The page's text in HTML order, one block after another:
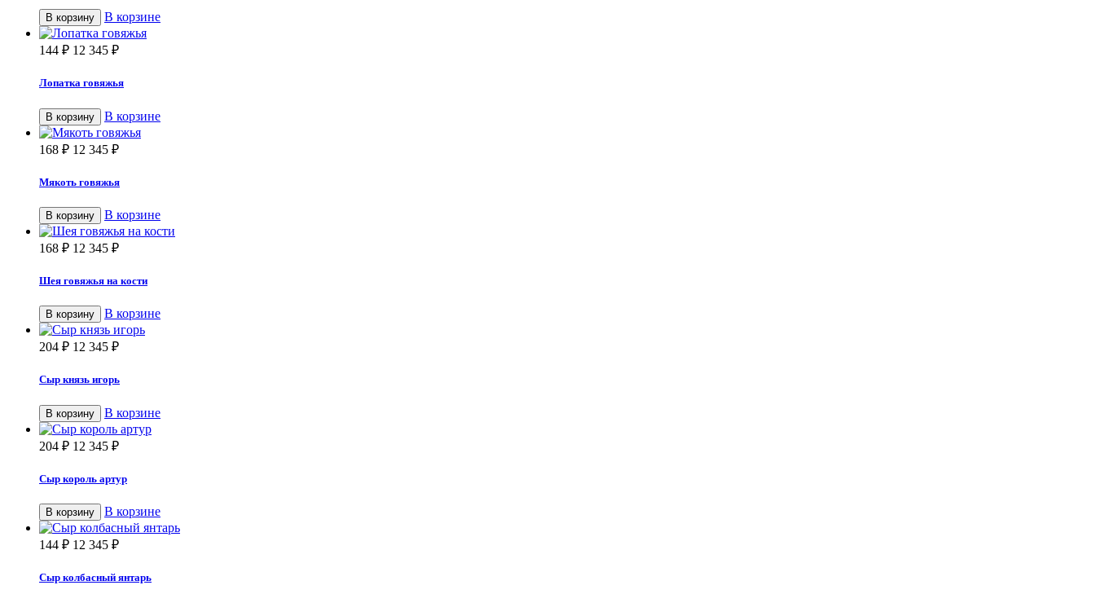
В корзину В корзине
144 ₽ 12 345 ₽
Лопатка говяжья
В корзину В корзине
168 ₽ 12 345 ₽
Мякоть говяжья
В корзину В корзине
168 ₽ 12 345 ₽
Шея говяжья на кости
В корзину В корзине
204 ₽ 12 345 ₽
Сыр князь игорь
В корзину В корзине
204 ₽ 12 345 ₽
Сыр король артур
В корзину В корзине
144 ₽ 12 345 ₽
Сыр колбасный янтарь